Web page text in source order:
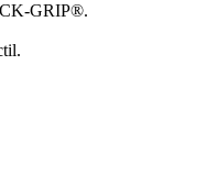
GRIP®.